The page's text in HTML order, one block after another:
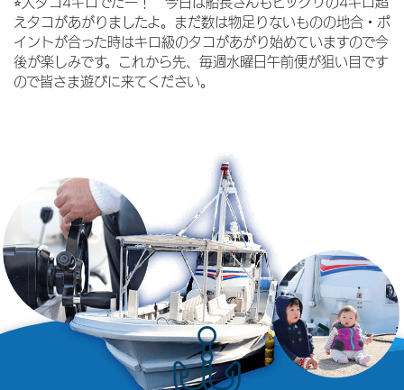
えタコがあがりましたよ。まだ数は物足りないものの地合・ポ
イントが合った時はキロ級のタコがあがり始めていますので今
後が楽しみです。これから先、毎週水曜日午前便が狙い目です
ので皆さま遊びに来てください。